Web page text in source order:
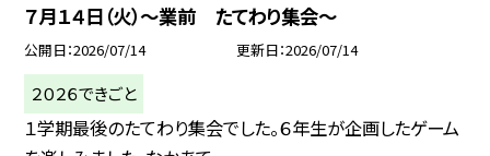
７月１４日（火）～業前 たてわり集会～
公開日 2026/07/14 更新日 2026/07/14
２０２６できごと
１学期最後のたてわり集会でした。６年生が企画したゲーム